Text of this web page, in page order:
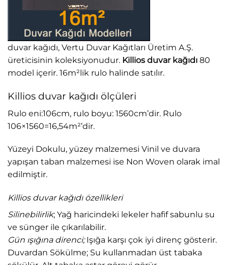
duvar kağıdı, Vertu Duvar Kağıtları Üretim A.Ş.
üreticisinin koleksiyonudur. Killios duvar kağıdı 80
model içerir. 16m²lik rulo halinde satılır.
Killios duvar kağıdı ölçüleri
Rulo eni:106cm, rulo boyu: 1560cm’dir. Rulo
106×1560=16,54m²’dir.
Yüzeyi Dokulu, yüzey malzemesi Vinil ve duvara
yapışan taban malzemesi ise Non Woven olarak imal
edilmiştir.
Killios duvar kağıdı özellikleri
Silinebilirlik; Yağ haricindeki lekeler hafif sabunlu su
ve sünger ile çıkarılabilir.
Gün ışığına direnci;Işığa karşı çok iyi direnç gösterir.
Duvardan Sökülme; Su kullanmadan üst tabaka